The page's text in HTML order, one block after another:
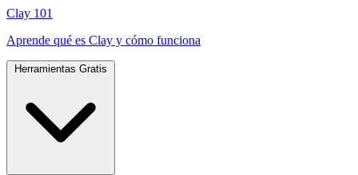
Clay 101
Aprende qué es Clay y cómo funciona